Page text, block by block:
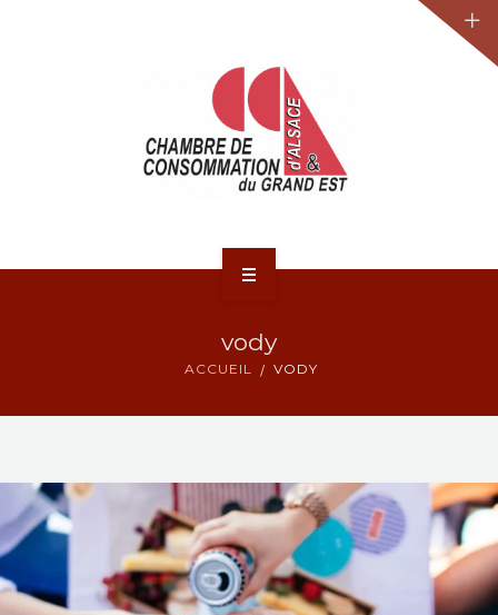
NOS ACTIONS
vody
ACCUEIL VODY